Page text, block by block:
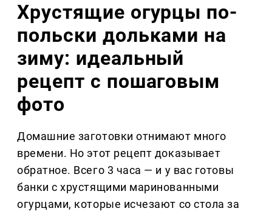
Хрустящие огурцы по-
польски дольками на
зиму: идеальный
рецепт с пошаговым
фото
Домашние заготовки отнимают много
времени. Но этот рецепт доказывает
обратное. Всего 3 часа — и у вас готовы
банки с хрустящими маринованными
огурцами, которые исчезают со стола за